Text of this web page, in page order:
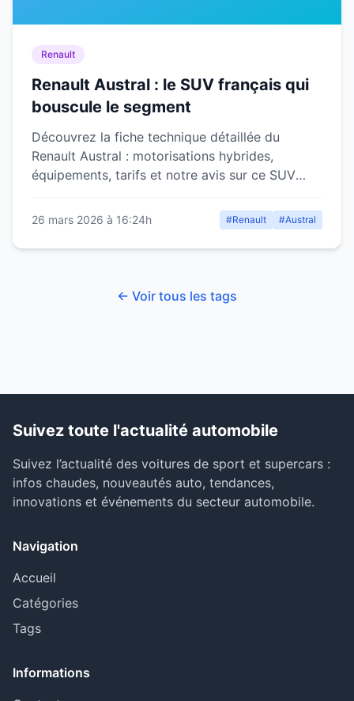
Renault
Renault Austral : le SUV français qui
bouscule le segment
Découvrez la fiche technique détaillée du
Renault Austral : motorisations hybrides,
équipements, tarifs et notre avis sur ce SUV
26 mars 2026 à 16:24h #Renault #Austral
← Voir tous les tags
Suivez toute l'actualité automobile
Suivez l’actualité des voitures de sport et supercars :
infos chaudes, nouveautés auto, tendances,
innovations et événements du secteur automobile.
Navigation
Accueil
Catégories
Tags
Informations